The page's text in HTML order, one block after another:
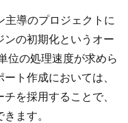
導のプロジェクトに
ンの初期化というオー
位の処理速度が求めら
ト作成においては、
を採用することで、
ます。